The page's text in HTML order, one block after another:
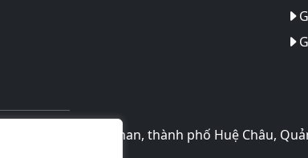
công nghệ cao Huinan, thành phố Huệ Châu,